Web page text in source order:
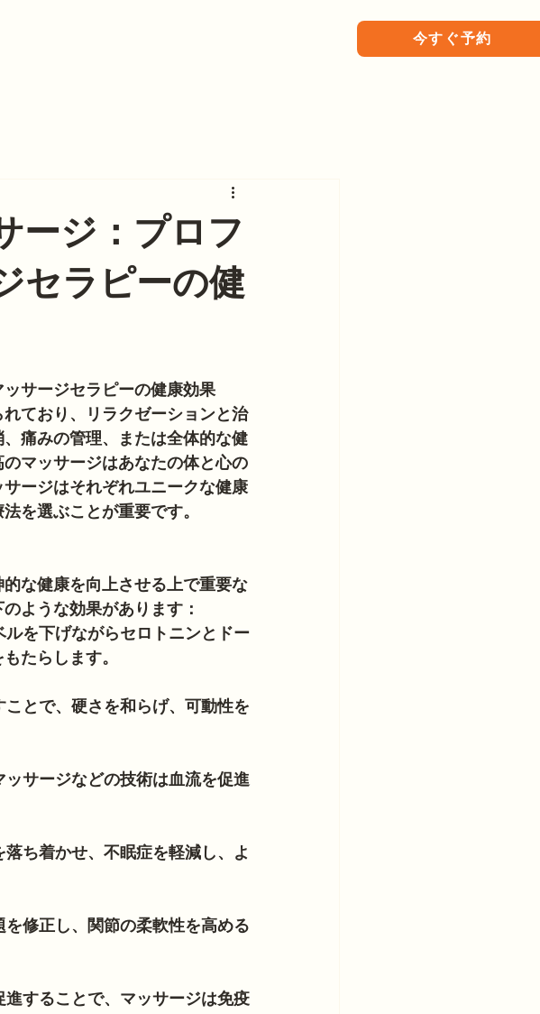
今すぐ予約
ージ：プロフ
セラピーの健
サージセラピーの健康効果
ており、リラクゼーションと治
痛みの管理、または全体的な健
マッサージはあなたの体と心の
ージはそれぞれユニークな健康
を選ぶことが重要です。
な健康を向上させる上で重要な
ような効果があります：
を下げながらセロトニンとドー
たらします。
とで、硬さを和らげ、可動性を
サージなどの技術は血流を促進
ち着かせ、不眠症を軽減し、よ
修正し、関節の柔軟性を高める
することで、マッサージは免疫